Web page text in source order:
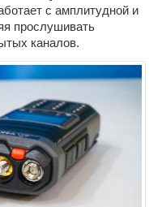
с амплитудной и
прослушивать
каналов.